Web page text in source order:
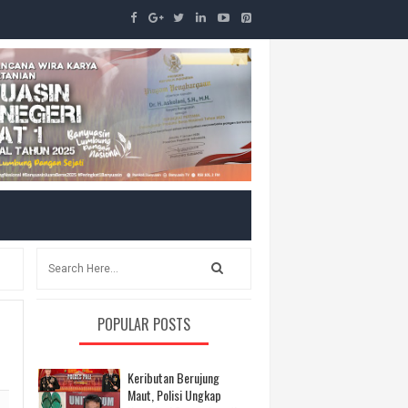
POPULAR POSTS
Keributan Berujung
Maut, Polisi Ungkap